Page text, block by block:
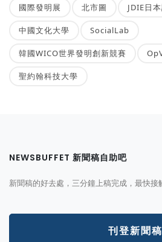
國際發明展 北市圖 JDIE日
中國文化大學 SocialLab
韓國WICO世界發明創新競賽
聖約翰科技大學
NEWSBUFFET 新聞稿自助吧
新聞稿的好去處，三分鐘上稿完成，最快接
刊登新聞稿